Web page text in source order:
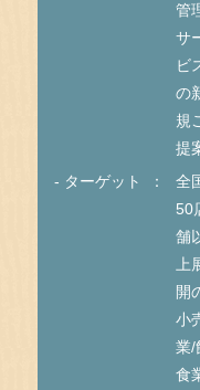
管
サ
ビ
の
規
提
- ターゲット
全
50
舗
上
開
小
業/
食